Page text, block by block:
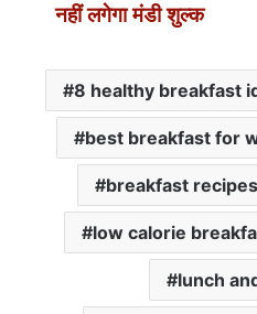
नहीं लगेगा मंडी शुल्क
8 healthy breakfast
best breakfast for
breakfast
low calorie
lunch